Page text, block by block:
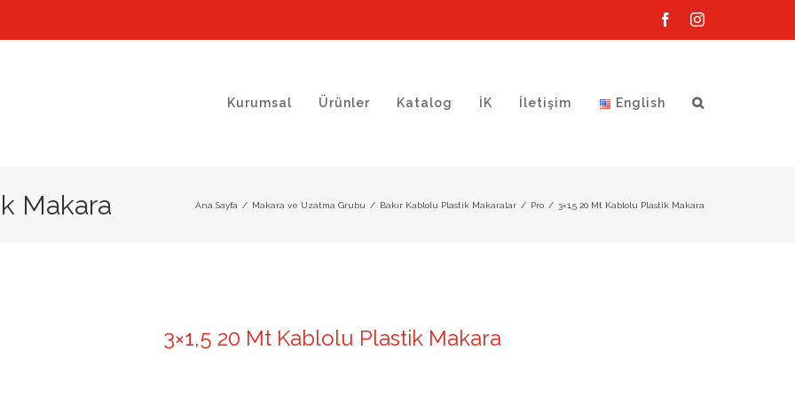
FacebookInstagram
Kurumsal Ürünler Katalog İK İletişim English
Makara Ana Sayfa / Makara ve Uzatma Grubu / Bakır Kablolu Plastik Makaralar / Pro / 3×1,5 20 Mt Kablolu Plastik Makara
3×1,5 20 Mt Kablolu Plastik Makara